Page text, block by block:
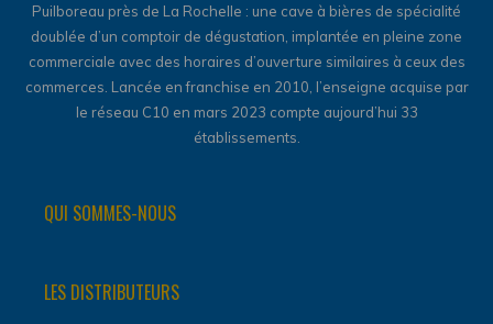
Puilboreau près de La Rochelle : une cave à bières de spécialité
doublée d’un comptoir de dégustation, implantée en pleine zone
commerciale avec des horaires d’ouverture similaires à ceux des
commerces. Lancée en franchise en 2010, l’enseigne acquise par
le réseau C10 en mars 2023 compte aujourd’hui 33
établissements.
QUI SOMMES-NOUS
LES DISTRIBUTEURS